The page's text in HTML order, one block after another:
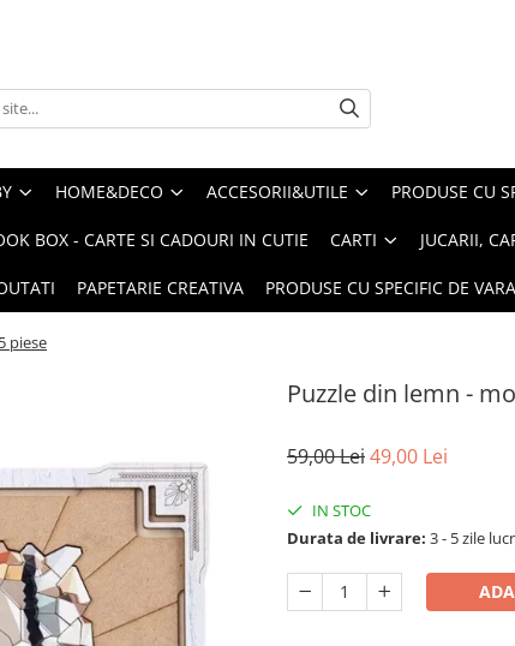
HOME&DECO ACCESORII&UTILE PRODUSE CU
BOX - CARTE SI CADOURI IN CUTIE CARTI JUCARII,
PAPETARIE CREATIVA PRODUSE CU SPECIFIC DE VARA
piese
Puzzle din lemn -
59,00 Lei49,00 Lei
IN STOC
Durata de livrare: 3 - 5 zile